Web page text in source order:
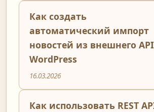
Как создать
автоматический импорт
новостей из внешнего
WordPress
16.03.2026
Как использовать REST